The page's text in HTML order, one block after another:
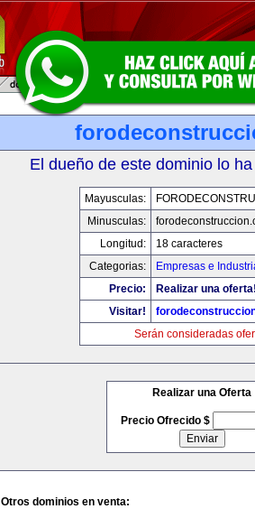
El dueño de este dominio lo
Mayusculas:
Minusculas:
Longitud:
18 caracteres
Categorias:
Empresas e
Precio:
Realizar una
Visitar!
Serán consideradas
Realizar una Oferta
Precio Ofrecido $
Otros dominios en venta: